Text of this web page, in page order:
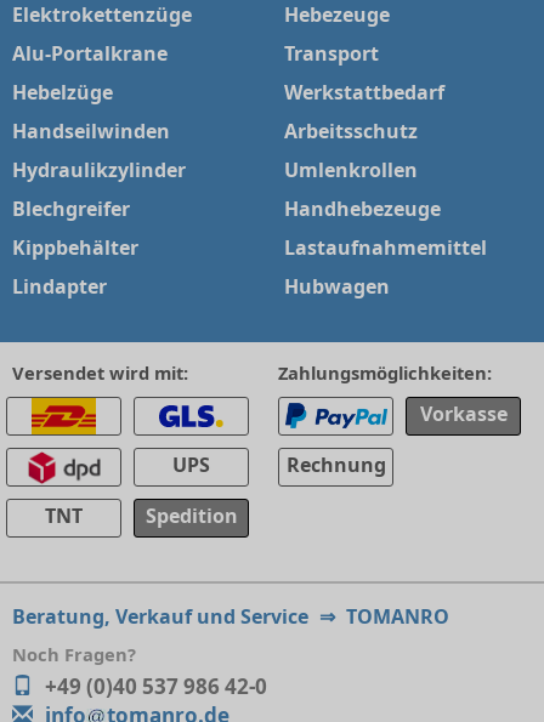
Elektrokettenzüge
Alu-Portalkrane
Hebelzüge
Handseilwinden
Hydraulikzylinder
Blechgreifer
Kippbehälter
Lindapter
Hebezeuge
Transport
Werkstattbedarf
Arbeitsschutz
Umlenkrollen
Handhebezeuge
Lastaufnahmemittel
Hubwagen
Versendet wird mit:
UPS
TNT
Spedition
Zahlungsmöglichkeiten:
Vorkasse
Rechnung
Beratung, Verkauf und Service ⇒ TOMANRO
Noch Fragen?
+49 (0)40 537 986 42-0
info
tomanro.de